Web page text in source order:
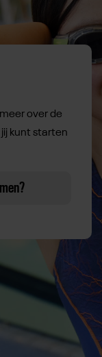
over de
kunt starten